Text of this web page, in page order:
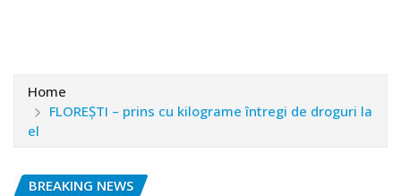
Home
FLOREȘTI – prins cu kilograme întregi de droguri la
el
BREAKING NEWS